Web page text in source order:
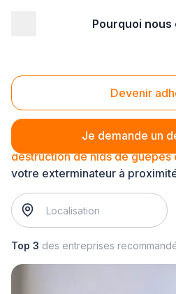
Pourquoi nous
Devenir
Je demande un
Destruction de nids de
destruction de nids de guêpes
votre exterminateur à
Top 3 des entreprises